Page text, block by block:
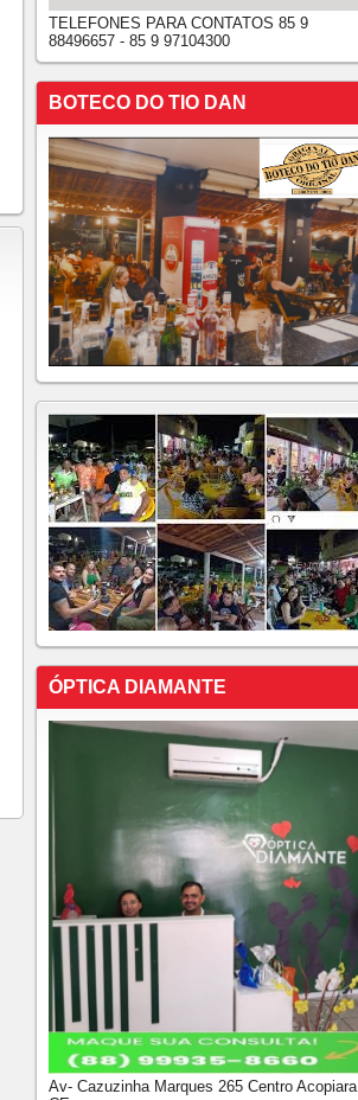
TELEFONES PARA CONTATOS 85 9
88496657 - 85 9 97104300
BOTECO DO TIO DAN
ÓPTICA DIAMANTE
Av- Cazuzinha Marques 265 Centro Acopiara